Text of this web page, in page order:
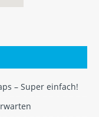
– Super einfach!